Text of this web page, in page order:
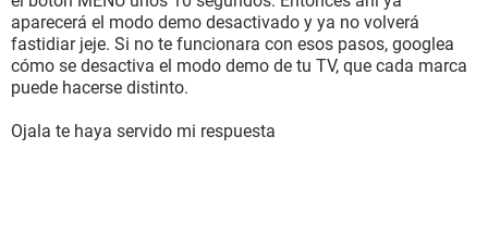
aparecerá el modo demo desactivado y ya no volverá
fastidiar jeje. Si no te funcionara con esos pasos, googlea
cómo se desactiva el modo demo de tu TV, que cada marca
puede hacerse distinto.
Ojala te haya servido mi respuesta